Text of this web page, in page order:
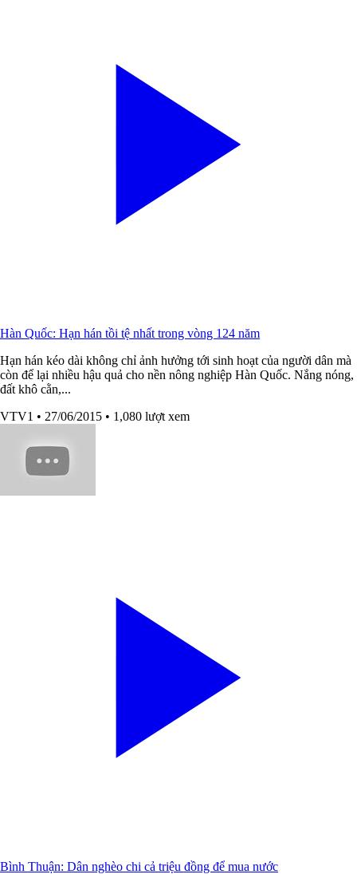
Hàn Quốc: Hạn hán tồi tệ nhất trong vòng 124 năm
Hạn hán kéo dài không chỉ ảnh hưởng tới sinh hoạt của người dân mà
còn để lại nhiều hậu quả cho nền nông nghiệp Hàn Quốc. Nắng nóng,
đất khô cằn,...
VTV1 • 27/06/2015 • 1,080 lượt xem
Bình Thuận: Dân nghèo chi cả triệu đồng để mua nước